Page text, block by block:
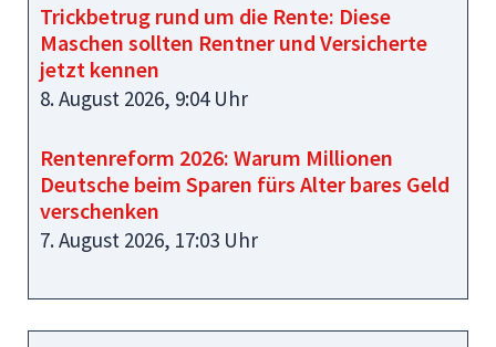
Trickbetrug rund um die Rente: Diese
Maschen sollten Rentner und Versicherte
jetzt kennen
8. August 2026, 9:04 Uhr
Rentenreform 2026: Warum Millionen
Deutsche beim Sparen fürs Alter bares Geld
verschenken
7. August 2026, 17:03 Uhr